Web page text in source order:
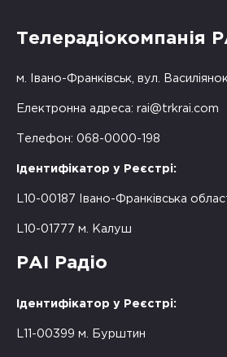
Телерадіокомпанія
м. Івано-Франківськ, вул.
Електронна адреса: rai@trkrai.com
Телефон: 068-0000-198
Ідентифікатор у Реєстрі:
L10-00187 Івано-Франківська
L10-01777 м. Калуш
РАІ Радіо
Ідентифікатор у Реєстрі:
L11-00399 м. Бурштин